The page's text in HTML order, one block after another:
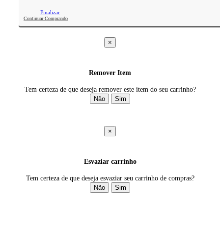
Finalizar
Continuar Comprando
×
Remover Item
Tem certeza de que deseja remover este item do seu carrinho?
Não
Sim
×
Esvaziar carrinho
Tem certeza de que deseja esvaziar seu carrinho de compras?
Não
Sim